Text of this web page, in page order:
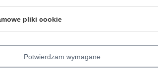
pliki cookie
Potwierdzam wymagane